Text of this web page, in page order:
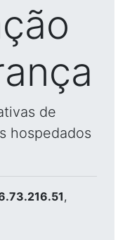
de
hospedados
,